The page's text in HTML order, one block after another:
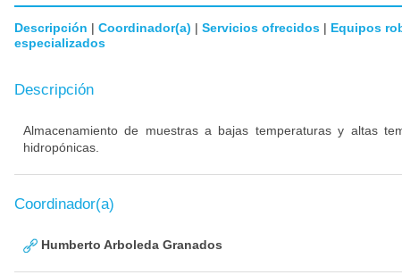
Descripción | Coordinador(a) | Servicios ofrecidos | Equipos
especializados
Descripción
Almacenamiento de muestras a bajas temperaturas y altas
hidropónicas.
Coordinador(a)
Humberto Arboleda Granados